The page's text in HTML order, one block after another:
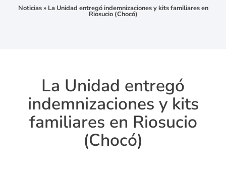
Noticias» La Unidad entregó indemnizaciones y kits familiares en
Riosucio (Chocó)
La Unidad entregó
indemnizaciones y kits
familiares en Riosucio
(Chocó)